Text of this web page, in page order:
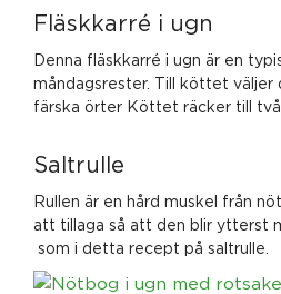
Fläskkarré i ugn
Denna fläskkarré i ugn är en
måndagsrester. Till köttet väljer
färska örter Köttet räcker till två
Saltrulle
Rullen är en hård muskel från
att tillaga så att den blir ytterst
som i detta recept på saltrulle.